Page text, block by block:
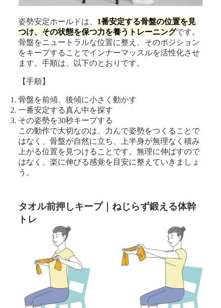
姿勢安定ホールドは、 1番安定する骨盤の位置を見
つけ、その状態を保つ力を養うトレーニングです。
骨盤をニュートラルな位置に整え、そのポジション
をキープすることでインナーマッスルを活性化させ
ます。手順は、以下のとおりです。
【手順】
骨盤を前傾、後傾に小さく動かす
一番安定する真ん中を探す
その姿勢を30秒キープする
この動作で大切なのは、力んで姿勢をつくることで
はなく、骨盤が自然に立ち、上半身が無理なく積み
上がる位置を見つけることです。無理に伸ばすので
はなく、楽に伸びる感覚を目安に整えていきましょ
う。
タオル前押しキープ｜ねじらず鍛える体幹
トレ